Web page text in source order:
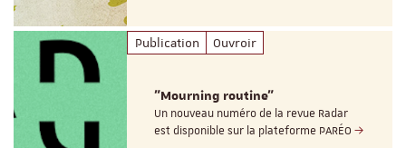
Publication Ouvroir
"Mourning routine"
Un nouveau numéro de la revue Radar
est disponible sur la plateforme PARÉO